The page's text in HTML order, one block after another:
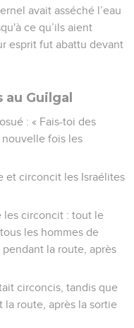
avait asséché l’eau
ce qu’ils aient
esprit fut abattu devant
au Guilgal
: « Fais-toi des
fois les
et circoncit les Israélites
les circoncit : tout le
les hommes de
la route, après
circoncis, tandis que
la route, après la sortie